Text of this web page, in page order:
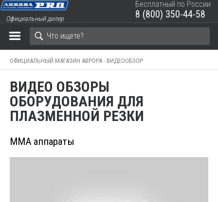
Официальный дилер
Бесплатный по России
8 (800) 350-44-58
ОФИЦИАЛЬНЫЙ МАГАЗИН АВРОРА - ВИДЕООБЗОР
ВИДЕО ОБЗОРЫ
ОБОРУДОВАНИЯ ДЛЯ
ПЛАЗМЕННОЙ РЕЗКИ
MMA аппараты
ЗАКРЫТЬ КОРЗИНУ